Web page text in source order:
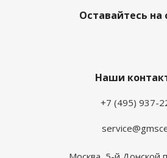
Оставайтесь на
Наши
+7 (495) 937-